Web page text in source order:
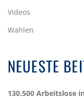
Videos
Wahlen
NEUESTE
130.500 Arbeitslose